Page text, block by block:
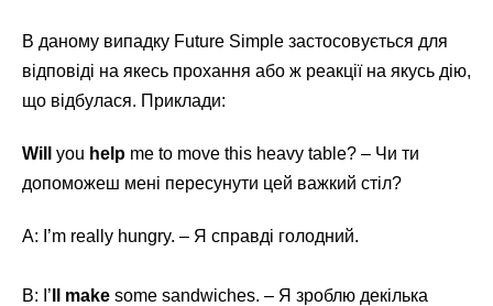
В даному випадку Future Simple застосовується для
відповіді на якесь прохання або ж реакції на якусь дію,
що відбулася. Приклади:
Will you help me to move this heavy table? – Чи ти
допоможеш мені пересунути цей важкий стіл?
A: I’m really hungry. – Я справді голодний.
B: I’ ll make some sandwiches. – Я зроблю декілька